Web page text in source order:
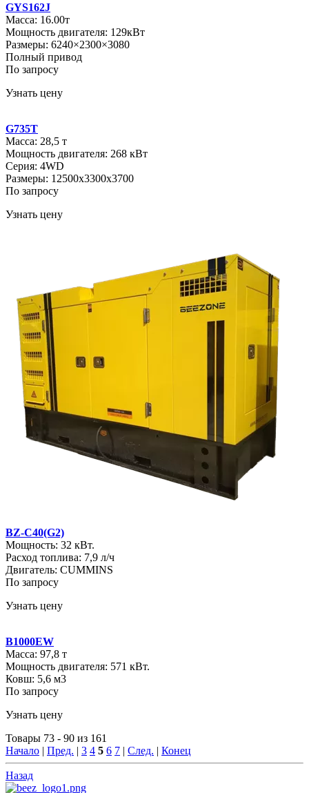
GYS162J
Масса: 16.00т
Мощность двигателя: 129кВт
Размеры: 6240×2300×3080
Полный привод
По запросу
Узнать цену
G735T
Масса: 28,5 т
Мощность двигателя: 268 кВт
Серия: 4WD
Размеры: 12500x3300x3700
По запросу
Узнать цену
BZ-C40(G2)
Мощность: 32 кВт.
Расход топлива: 7,9 л/ч
Двигатель: CUMMINS
По запросу
Узнать цену
B1000EW
Масса: 97,8 т
Мощность двигателя: 571 кВт.
Ковш: 5,6 м3
По запросу
Узнать цену
Товары 73 - 90 из 161
Начало | Пред. | 3 4 5 6 7 | След. | Конец
Назад